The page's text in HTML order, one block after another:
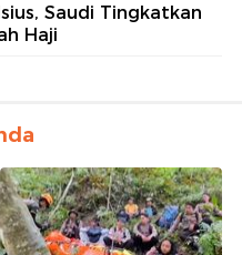
Saudi Tingkatkan
Haji